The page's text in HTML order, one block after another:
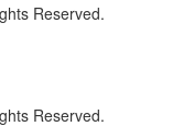
Reserved.
Reserved.